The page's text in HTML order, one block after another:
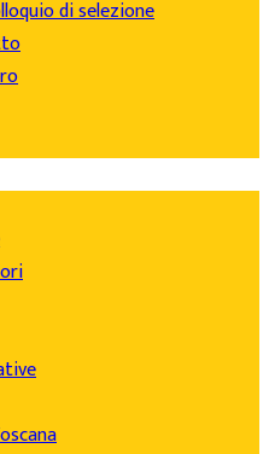
di selezione